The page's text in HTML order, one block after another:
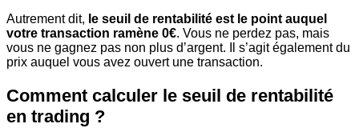
Autrement dit, le seuil de rentabilité est le point auquel
votre transaction ramène 0€. Vous ne perdez pas, mais
vous ne gagnez pas non plus d’argent. Il s’agit également du
prix auquel vous avez ouvert une transaction.
Comment calculer le seuil de rentabilité
en trading ?